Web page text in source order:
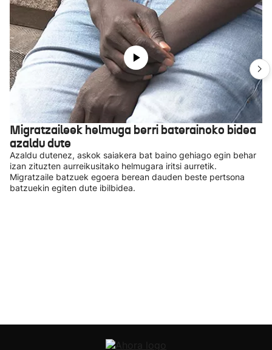
Migratzaileek helmuga berri baterainoko bidea
azaldu dute
Azaldu dutenez, askok saiakera bat baino gehiago egin behar
izan zituzten aurreikusitako helmugara iritsi aurretik.
Migratzaile batzuek egoera berean dauden beste pertsona
batzuekin egiten dute ibilbidea.